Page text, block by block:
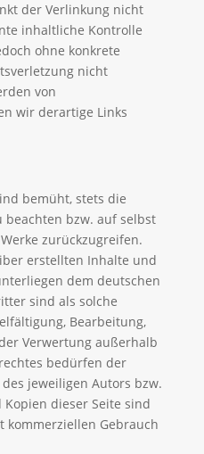
der Verlinkung nicht
inhaltliche Kontrolle
ohne konkrete
nicht
von
wir derartige Links
bemüht, stets die
bzw. auf selbst
zurückzugreifen.
erstellten Inhalte und
dem deutschen
sind als solche
Bearbeitung,
Verwertung außerhalb
bedürfen der
jeweiligen Autors bzw.
dieser Seite sind
Gebrauch